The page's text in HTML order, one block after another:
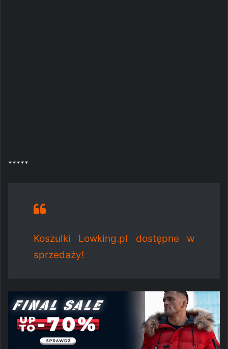
*****
Koszulki Lowking.pl dostępne w
sprzedaży!